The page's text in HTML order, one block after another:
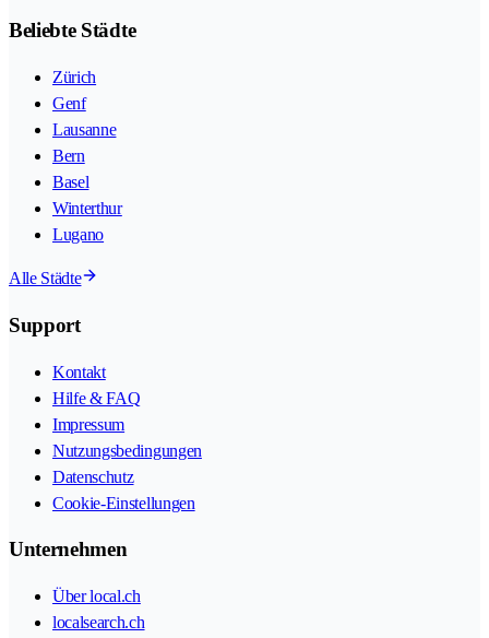
Beliebte Städte
Zürich
Genf
Lausanne
Bern
Basel
Winterthur
Lugano
Alle Städte
Support
Kontakt
Hilfe & FAQ
Impressum
Nutzungsbedingungen
Datenschutz
Cookie-Einstellungen
Unternehmen
Über local.ch
localsearch.ch